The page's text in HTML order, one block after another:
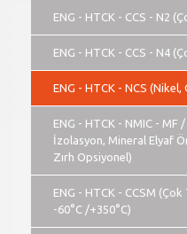
ENG - HTCK - CCS - N2
ENG - HTCK - CCS - N4
ENG - HTCK - NCS (Nikel,
ENG - HTCK - NMIC - MF
İzolasyon, Mineral Elyaf
Zırh Opsiyonel)
ENG - HTCK - CCSM (Çok
-60°C /+350°C)